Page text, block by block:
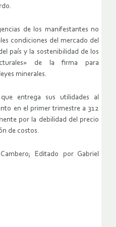
de los manifestantes no
condiciones del mercado del
país y la sostenibilidad de los
de la firma para
minerales.
entrega sus utilidades al
en el primer trimestre a 312
por la debilidad del precio
de costos.
Editado por Gabriel